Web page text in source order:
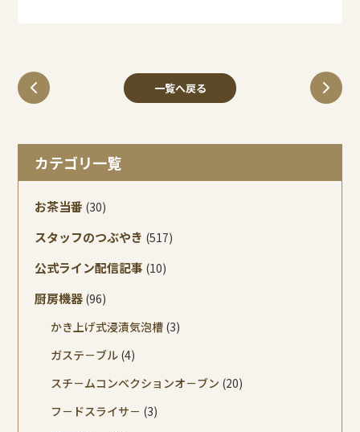
一覧へ戻る
カテゴリ一覧
お茶当番 (30)
スタッフのつぶやき (517)
公式ライン配信記事 (10)
厨房機器 (96)
かき上げ式浸漬気泡槽 (3)
ガステ－ブル (4)
スチ－ムコンベクションオ－ブン (20)
フ－ドスライサ－ (3)